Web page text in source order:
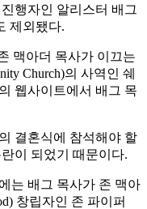
행자인 알리스터 배그
제외됐다.
맥아더 목사가 이끄는
Church)의 사역인 쉐
웹사이트에서 배그 목
결혼식에 참석해야 할
이 되었기 때문이다.
는 배그 목사가 존 맥아
창립자인 존 파이퍼